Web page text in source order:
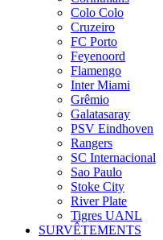
Colo Colo
Cruzeiro
FC Porto
Feyenoord
Flamengo
Inter Miami
Grêmio
Galatasaray
PSV Eindhoven
Rangers
SC Internacional
Sao Paulo
Stoke City
River Plate
Tigres UANL
SURVÊTEMENTS